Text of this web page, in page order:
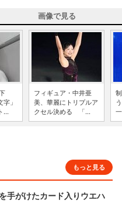
画像で見る
」
...
フィギュア・中井亜
美、華麗にトリプルア
クセル決める 「...
もっと見る
手がけたカード入りウエハ